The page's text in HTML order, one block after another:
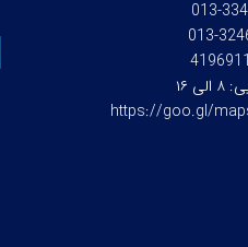
۸ الی ۱۶
https://goo.gl/